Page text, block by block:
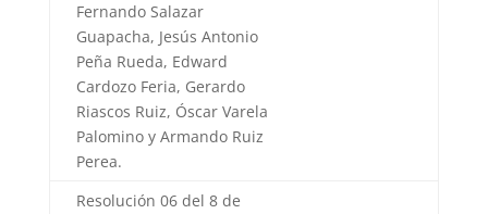
Fernando Salazar
Guapacha, Jesús Antonio
Peña Rueda, Edward
Cardozo Feria, Gerardo
Riascos Ruiz, Óscar Varela
Palomino y Armando Ruiz
Perea.
Resolución 06 del 8 de